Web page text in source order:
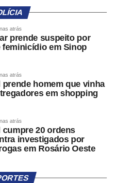
ou proibidas pela
com o tipo de denúncia
reduzir registros
sistema poderá ser alterada
da descrição do fato, será
áudios ou endereços
apontada.
um número de protocolo
que poderá ser
quanto por meio de um link
pela pessoa denunciante.
canais
atrás
prende suspeito por
feminicídio em Sinop
atrás
prende homem que vinha
em shopping
atrás
cumpre 20 ordens
investigados por
em Rosário Oeste